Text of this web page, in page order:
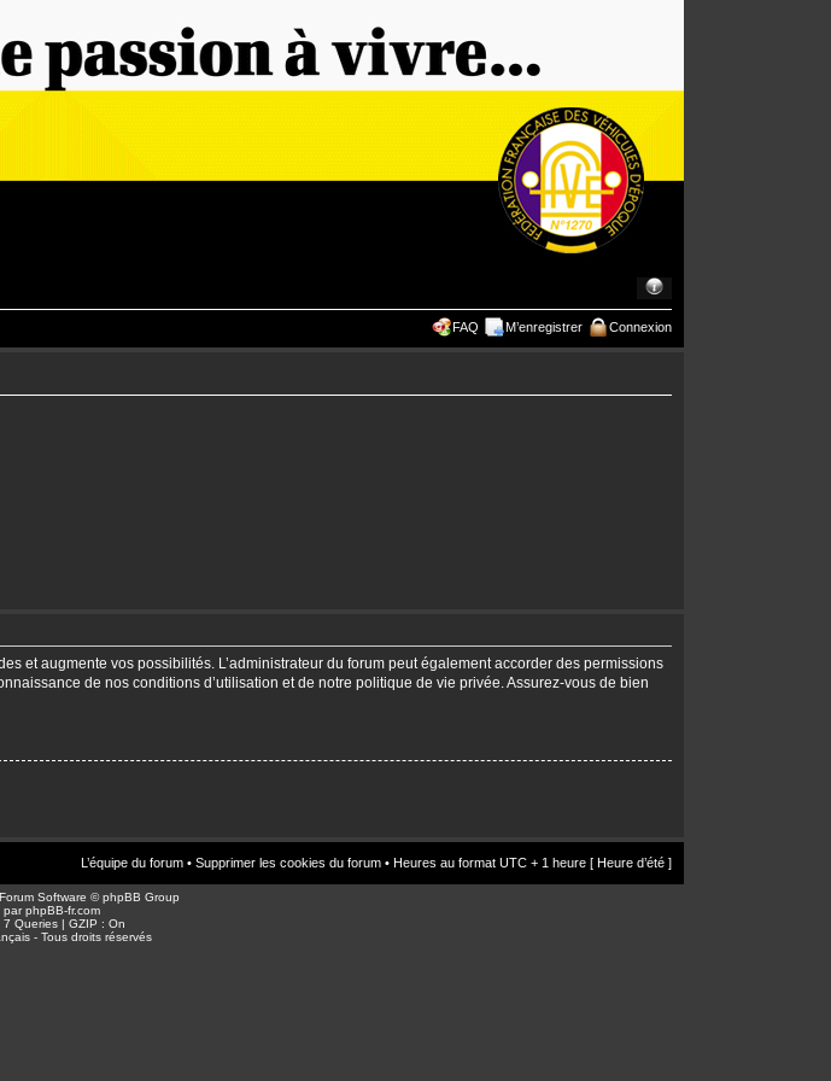
FAQ M’enregistrer Connexion
et augmente vos possibilités. L’administrateur du forum peut également accorder des permissions
de nos conditions d’utilisation et de notre politique de vie privée. Assurez-vous de bien
L’équipe du forum • Supprimer les cookies du forum • Heures au format UTC + 1 heure [ Heure d’été ]
Software © phpBB Group
parphpBB-fr.com
Queries | GZIP : On
- Tous droits réservés